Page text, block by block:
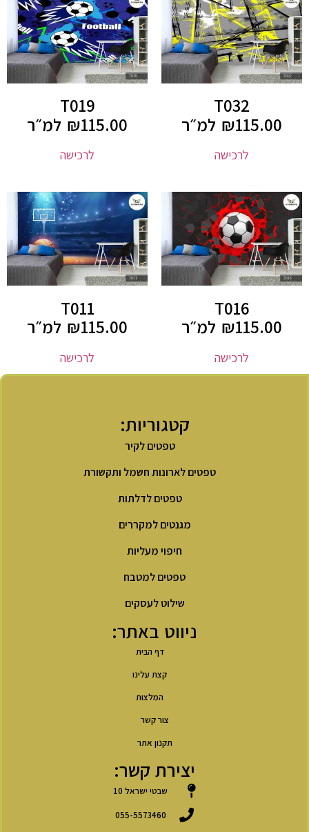
T032
₪115.00 למ״ר
לרכישה
T019
₪115.00 למ״ר
לרכישה
T016
₪115.00 למ״ר
לרכישה
T011
₪115.00 למ״ר
לרכישה
קטגוריות:
טפטים לקיר
טפטים לארונות חשמל ותקשורת
טפטים לדלתות
מגנטים למקררים
חיפוי מעליות
טפטים למטבח
שילוט לעסקים
ניווט באתר:
דף הבית
קצת עלינו
המלצות
צור קשר
תקנון אתר
יצירת קשר:
שבטי ישראל 10
055-5573460